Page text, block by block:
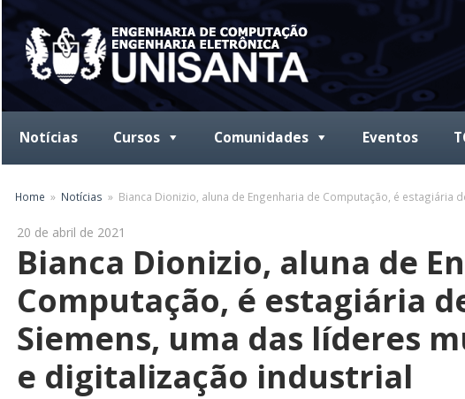
Skip
to
content
Notícias Cursos Comunidades Eventos
Home Notícias Bianca Dionizio, aluna de Engenharia de Computação, é
20 de abril de 2021
Bianca Dionizio, aluna de
Computação, é estagiária
Siemens, uma das líderes
e digitalização industrial